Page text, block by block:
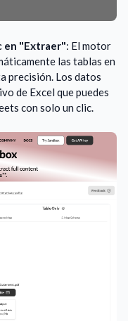
en "Extraer": El motor
las tablas en
precisión. Los datos
de Excel que puedes
con solo un clic.